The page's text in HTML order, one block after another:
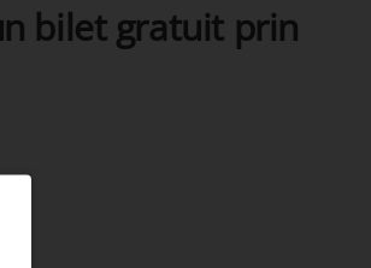
bilet gratuit prin